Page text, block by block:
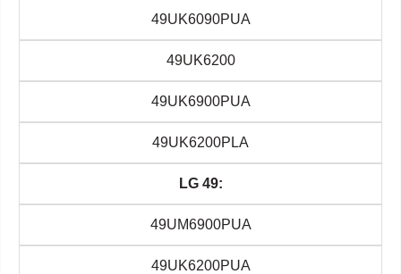
49UK6090PUA
49UK6200
49UK6900PUA
49UK6200PLA
LG 49:
49UM6900PUA
49UK6200PUA